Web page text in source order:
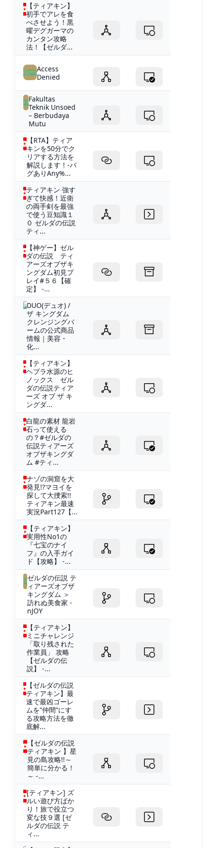
【ティアキン】
初手でアレを食
べさせよう！黒
曜デグガーマの
カンタン攻略
法！【ゼルダ...
Access
Denied
Fakultas
Teknik Unsoed
– Berbudaya
Mutu
【RTA】ティア
キンを50分でク
リアする方法を
解説します！-バ
グありAny%...
ティアキン 強す
ぎて快感！近衛
の両手剣を最強
で使う豆知識１
０ ゼルダの伝説
ティ...
【神ゲー】ゼル
ダの伝説 ティ
アーズオブザキ
ングダム初見プ
レイ#５６【確
定】 -...
DUO(デュオ) /
ザ キングダム
クレンジングバ
ームの公式商品
情報｜美容・
化...
【ティアキン】
ヘブラ水源のヒ
ノックス ゼル
ダの伝説ティア
ーズ オブ ザ キ
ングダ...
白龍の素材 龍岩
石って使える
の？#ゼルダの
伝説ティアーズ
オブザキングダ
ム #ティ...
ナゾの洞窟を大
発見!?マヨイを
探して大捜索!!
ティアキン最速
実況Part127【...
【ティアキン】
実用性No1の
『七宝のナイ
フ』の入手ガイ
ド【攻略】 -...
ゼルダの伝説 テ
ィアーズオブザ
キングダム ＞
訪れぬ美食家 -
nJOY
【ティアキン】
ミニチャレンジ
「取り残された
作業員」 攻略
【ゼルダの伝
説】 -...
【ゼルダの伝説
ティアキン】最
速で最凶ゴーレ
ムを”仲間”にす
る攻略方法を徹
底解...
【ゼルダの伝説
ティアキン 】星
見の島攻略!!～
簡単に分かる！
～ -...
[ティアキン] ズ
ルい遊び方ばか
り！旅で役立つ
変な技９選 [ゼ
ルダの伝説 テ
ィ...